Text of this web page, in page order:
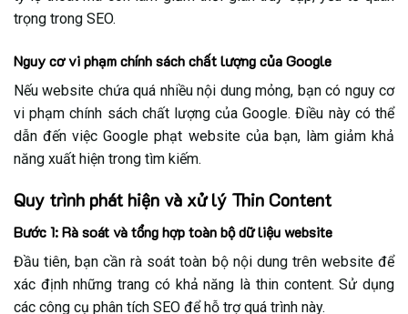
trọng trong SEO.
Nguy cơ vi phạm chính sách chất lượng của Google
Nếu website chứa quá nhiều nội dung mỏng, bạn có nguy cơ
vi phạm chính sách chất lượng của Google. Điều này có thể
dẫn đến việc Google phạt website của bạn, làm giảm khả
năng xuất hiện trong tìm kiếm.
Quy trình phát hiện và xử lý Thin Content
Bước 1: Rà soát và tổng hợp toàn bộ dữ liệu website
Đầu tiên, bạn cần rà soát toàn bộ nội dung trên website để
xác định những trang có khả năng là thin content. Sử dụng
các công cụ phân tích SEO để hỗ trợ quá trình này.